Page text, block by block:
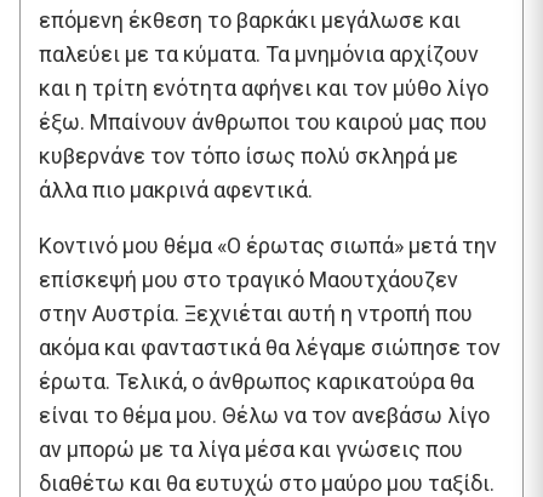
επόμενη έκθεση το βαρκάκι μεγάλωσε και
παλεύει με τα κύματα. Τα μνημόνια αρχίζουν
και η τρίτη ενότητα αφήνει και τον μύθο λίγο
έξω. Μπαίνουν άνθρωποι του καιρού μας που
κυβερνάνε τον τόπο ίσως πολύ σκληρά με
άλλα πιο μακρινά αφεντικά.
Κοντινό μου θέμα «Ο έρωτας σιωπά» μετά την
επίσκεψή μου στο τραγικό Μαουτχάουζεν
στην Αυστρία. Ξεχνιέται αυτή η ντροπή που
ακόμα και φανταστικά θα λέγαμε σιώπησε τον
έρωτα. Τελικά, ο άνθρωπος καρικατούρα θα
είναι το θέμα μου. Θέλω να τον ανεβάσω λίγο
αν μπορώ με τα λίγα μέσα και γνώσεις που
διαθέτω και θα ευτυχώ στο μαύρο μου ταξίδι.